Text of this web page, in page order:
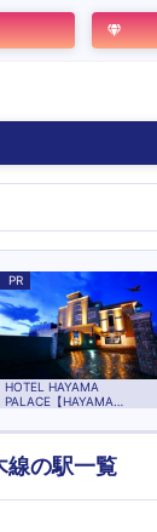
PR
HOTEL HAYAMA
PALACE【HAYAMA
線の駅一覧